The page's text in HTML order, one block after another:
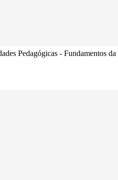
Pedagógicas - Fundamentos da